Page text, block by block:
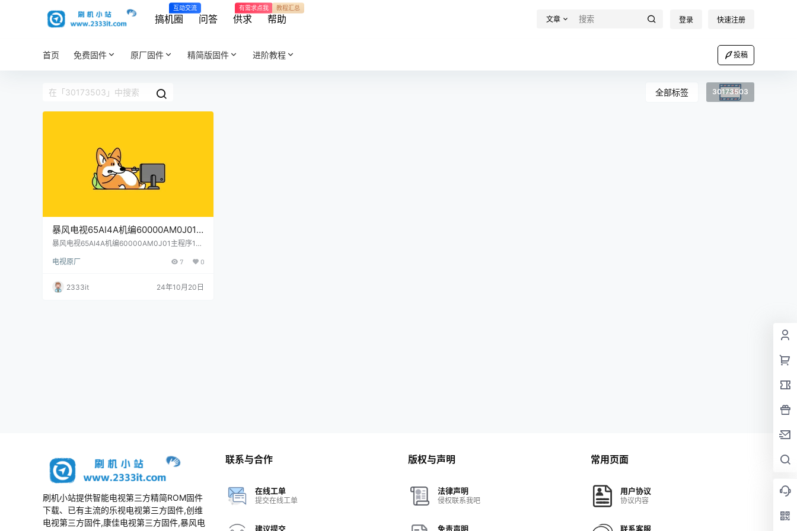
搞机圈
互动交流
问答 供求
有需求点我
帮助
教程汇总
文章 登录 快速注册
首页 免费固件 原厂固件 精简版固件 进阶教程 投稿
全部标签 30173503
暴风电视65AI4A机编60000AM0J01
主程序11173101屏程序30173503配屏
包
暴风电视65AI4A机编60000AM0J01主程序111
厂程序U盘数据刷机包
电视原厂 7 0
2333it 24年10月20日
刷机小站提供智能电视第三方精简ROM固件
下载、已有主流的乐视电视第三方固件,创维
电视第三方固件,康佳电视第三方固件,暴风电
联系与合作
在线工单
提交在线工单
建议提交
版权与声明
法律声明
侵权联系我吧
免责声明
常用页面
用户协议
协议内容
联系客服